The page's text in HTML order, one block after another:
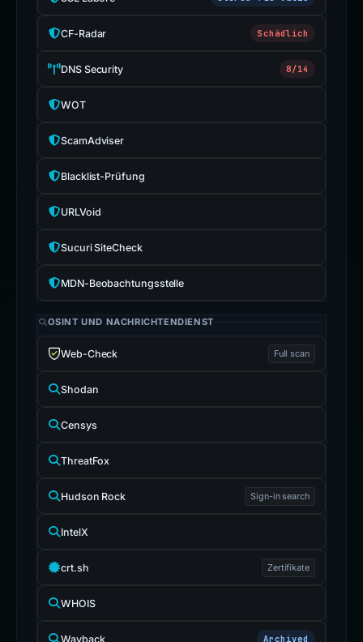
CF-Radar Schädlich
DNS Security 8/14
WOT
ScamAdviser
Blacklist-Prüfung
URLVoid
Sucuri SiteCheck
MDN-Beobachtungsstelle
OSINT UND NACHRICHTENDIENST
Web-Check Full scan
Shodan
Censys
ThreatFox
Hudson Rock Sign-in search
IntelX
crt.sh Zertifikate
WHOIS
Wayback Archived